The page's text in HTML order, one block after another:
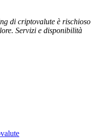
di criptovalute è rischioso
Servizi e disponibilità